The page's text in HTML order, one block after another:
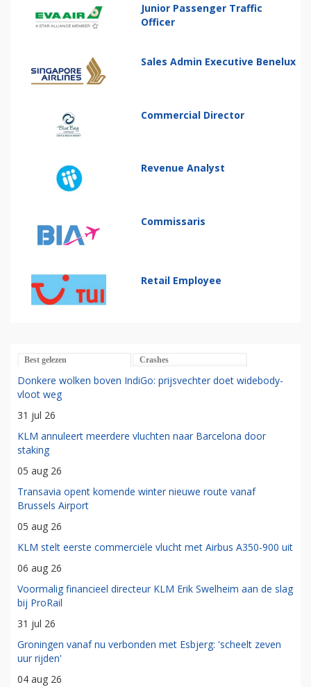
Junior Passenger Traffic
Officer
Sales Admin Executive Benelux
Commercial Director
Revenue Analyst
Commissaris
Retail Employee
Best gelezen Crashes
Donkere wolken boven IndiGo: prijsvechter doet widebody-
vloot weg
31 jul 26
KLM annuleert meerdere vluchten naar Barcelona door
staking
05 aug 26
Transavia opent komende winter nieuwe route vanaf
Brussels Airport
05 aug 26
KLM stelt eerste commerciële vlucht met Airbus A350-900 uit
06 aug 26
Voormalig financieel directeur KLM Erik Swelheim aan de slag
bij ProRail
31 jul 26
Groningen vanaf nu verbonden met Esbjerg: 'scheelt zeven
uur rijden'
04 aug 26